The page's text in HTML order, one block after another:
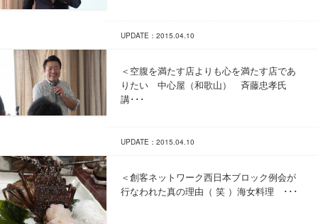
UPDATE：2015.04.10
＜空腹を満たす店よりも心を満たす店であ
りたい 中心屋（和歌山） 斉藤忠孝氏
講･･･
UPDATE：2015.04.10
＜創客ネットワーク西日本ブロック例会が
行なわれた真の理由（ 笑 ）海女料理 ･･･